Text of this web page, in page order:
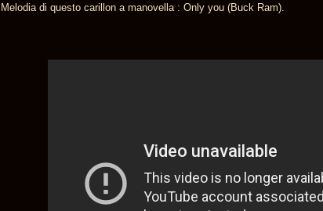
Melodia di questo carillon a manovella : Only you (Buck Ram).